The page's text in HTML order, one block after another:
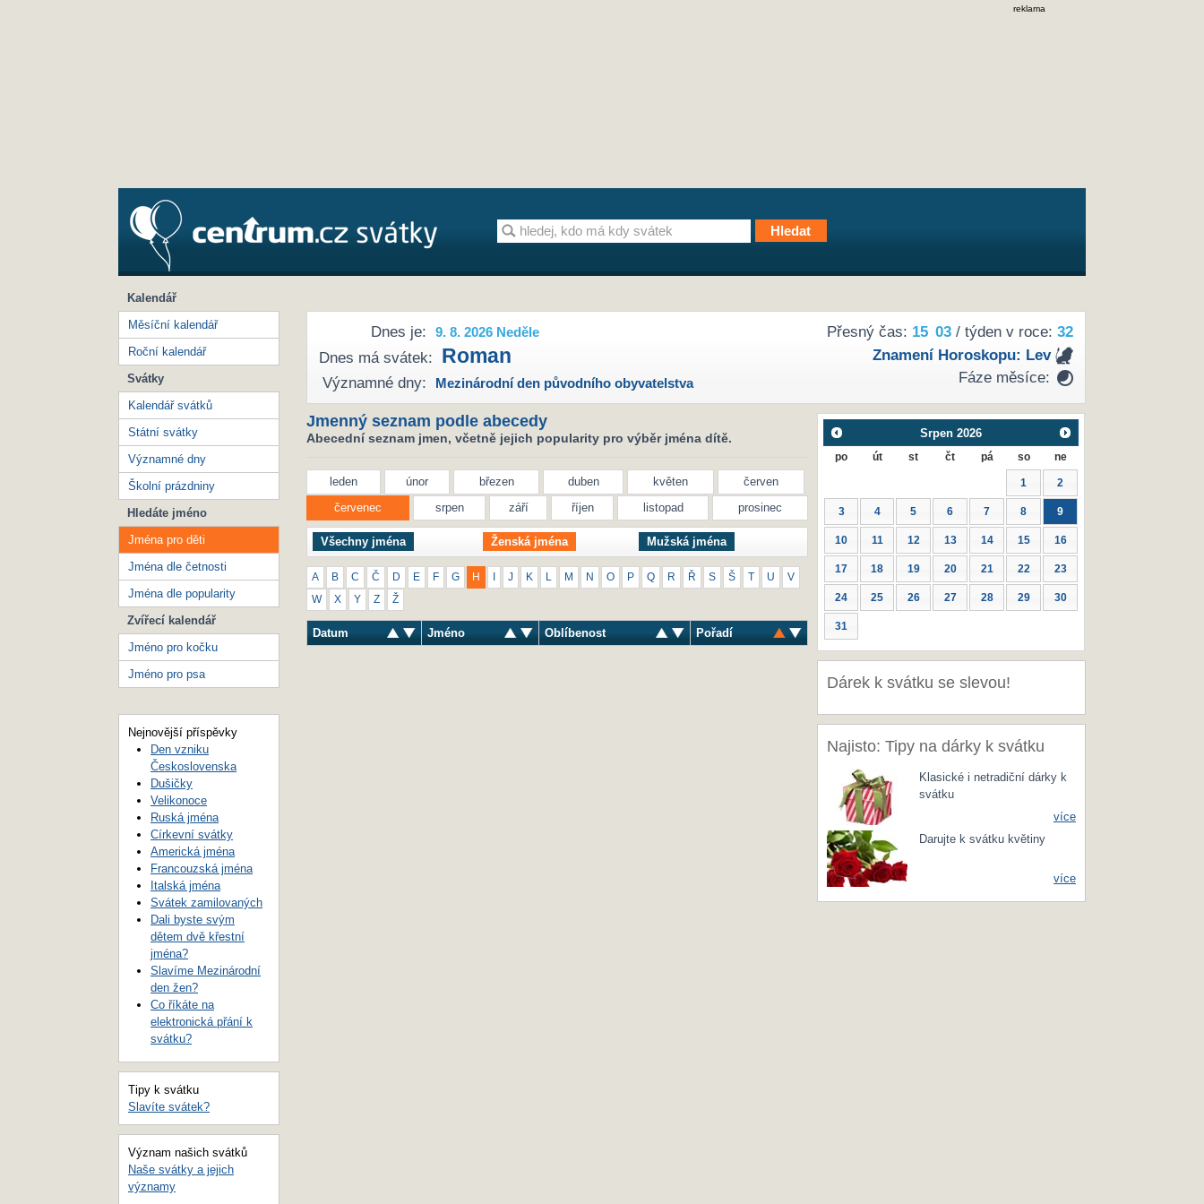
reklama
Přesný čas: 15 03/ týden v roce: 32
Znamení Horoskopu: Lev
Fáze měsíce:
Dnes je: 9. 8. 2026 Neděle
Dnes má svátek: Roman
Významné dny: Mezinárodní den původního obyvatelstva
Jmenný seznam podle abecedy
Abecední seznam jmen, včetně jejich popularity pro výběr jména dítě.
leden únor březen duben květen
červen
červenec
srpen září říjen listopad prosinec
Všechny jména Ženská jména Mužská jména
A B C Č D E F G H J K M N O P Q R Ř S Š T U V
W X Y Z Ž
Datum Jméno Oblíbenost Pořadí
Srpen 2026
po út st čt pá so ne
1 2
3 4 5 6 7 8 9
10 11 12 13 14 15 16
17 18 19 20 21 22 23
24 25 26 27 28 29 30
31
Dárek k svátku se slevou!
Najisto: Tipy na dárky k svátku
Klasické i netradiční dárky k
svátku
více
Darujte k svátku květiny
více
Kalendář
Měsíční kalendář
Roční kalendář
Svátky
Kalendář svátků
Státní svátky
Významné dny
Školní prázdniny
Hledáte jméno
Jména pro děti
Jména dle četnosti
Jména dle popularity
Zvířecí kalendář
Jméno pro kočku
Jméno pro psa
Nejnovější příspěvky
Den vzniku
Československa
Dušičky
Velikonoce
Ruská jména
Církevní svátky
Americká jména
Francouzská jména
Italská jména
Svátek zamilovaných
Dali byste svým
dětem dvě křestní
jména?
Slavíme Mezinárodní
den žen?
Co říkáte na
elektronická přání k
svátku?
Tipy k svátku
Slavíte svátek?
Význam našich svátků
Naše svátky a jejich
významy